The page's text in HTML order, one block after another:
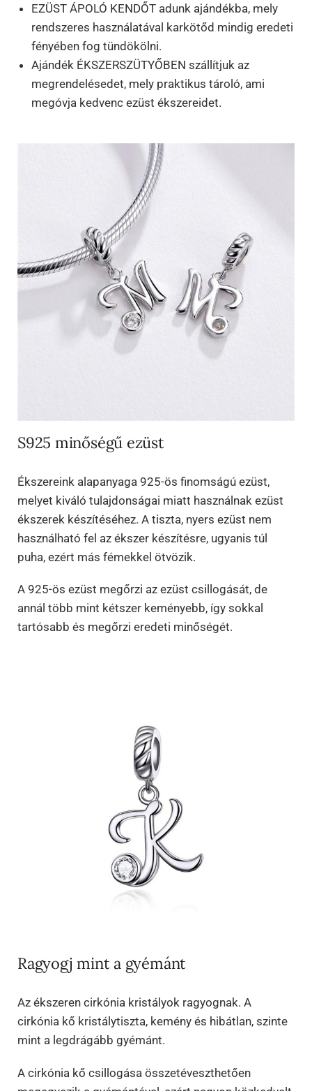
EZÜST ÁPOLÓ KENDŐT adunk ajándékba, mely
rendszeres használatával karkötőd mindig eredeti
fényében fog tündökölni.
Ajándék ÉKSZERSZÜTYŐBEN szállítjuk az
megrendelésedet, mely praktikus tároló, ami
megóvja kedvenc ezüst ékszereidet.
S925 minőségű ezüst
Ékszereink alapanyaga 925-ös finomságú ezüst,
melyet kiváló tulajdonságai miatt használnak ezüst
ékszerek készítéséhez. A tiszta, nyers ezüst nem
használható fel az ékszer készítésre, ugyanis túl
puha, ezért más fémekkel ötvözik.
A 925-ös ezüst megőrzi az ezüst csillogását, de
annál több mint kétszer keményebb, így sokkal
tartósabb és megőrzi eredeti minőségét.
Ragyogj mint a gyémánt
Az ékszeren cirkónia kristályok ragyognak. A
cirkónia kő kristálytiszta, kemény és hibátlan, szinte
mint a legdrágább gyémánt.
A cirkónia kő csillogása összetéveszthetően